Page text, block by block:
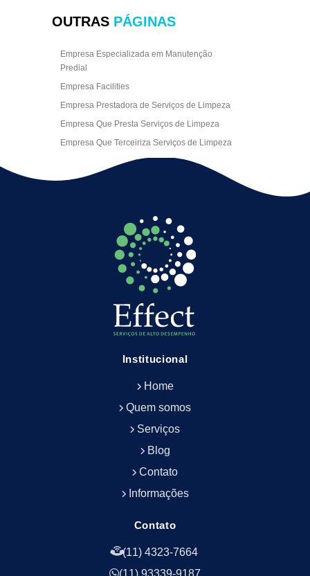
OUTRAS PÁGINAS
Empresa Especializada em Manutenção
Predial
Empresa Facilities
Empresa Prestadora de Serviços de Limpeza
Empresa Que Presta Serviços de Limpeza
Empresa Que Terceiriza Serviços de Limpeza
Empresa Terceirizada de Portaria
Empresa de Facilities
Empresa de Limpeza Empresarial
Empresa de Limpeza Predial
Empresa de Limpeza Predial Terceirizada
Empresa de Limpeza de Escritório
Empresa de Limpeza de Fachada
Empresa de Limpeza de Fachadas
Empresa de Limpeza e Conservação Predial
Empresa de Portaria e Controlador de Acesso
Empresa de Portaria e Limpeza
Empresa de Serviços Terceirizados
Empresa de Terceirização de Portaria
Empresa de Terceirização de Serviços de
Empresa de Terceirização de Serviços de
Empresa de Zeladoria e Portaria
Institucional
Home
Quem somos
Serviços
Blog
Contato
Informações
Contato
(11) 4323-7664